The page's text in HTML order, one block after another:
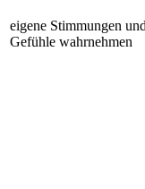
eigene Stimmungen und
Gefühle wahrnehmen